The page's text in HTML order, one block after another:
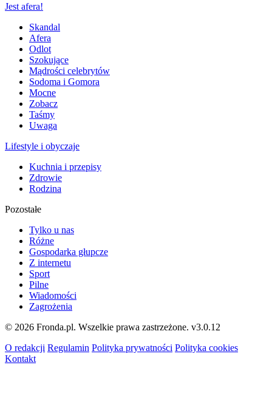
Jest afera!
Skandal
Afera
Odlot
Szokujące
Mądrości celebrytów
Sodoma i Gomora
Mocne
Zobacz
Taśmy
Uwaga
Lifestyle i obyczaje
Kuchnia i przepisy
Zdrowie
Rodzina
Pozostałe
Tylko u nas
Różne
Gospodarka głupcze
Z internetu
Sport
Pilne
Wiadomości
Zagrożenia
© 2026 Fronda.pl. Wszelkie prawa zastrzeżone. v3.0.12
O redakcji Regulamin Polityka prywatności Polityka cookies
Kontakt